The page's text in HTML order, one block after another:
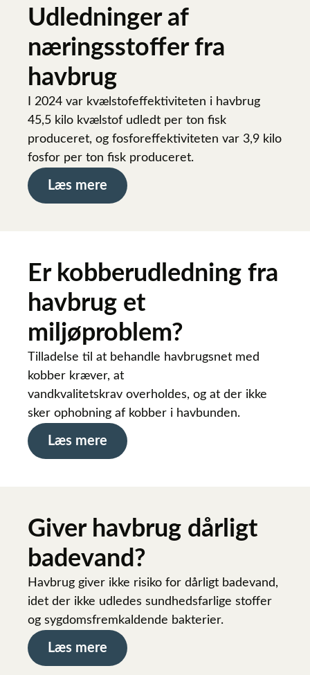
Udledninger af
næringsstoffer fra
havbrug
I 2024 var kvælstofeffektiviteten i havbrug
45,5 kilo kvælstof udledt per ton fisk
produceret, og fosforeffektiviteten var 3,9 kilo
fosfor per ton fisk produceret.
Læs mere
Er kobberudledning fra
havbrug et
miljøproblem?
Tilladelse til at behandle havbrugsnet med
kobber kræver, at
vandkvalitetskrav overholdes, og at der ikke
sker ophobning af kobber i havbunden.
Læs mere
Giver havbrug dårligt
badevand?
Havbrug giver ikke risiko for dårligt badevand,
idet der ikke udledes sundhedsfarlige stoffer
og sygdomsfremkaldende bakterier.
Læs mere